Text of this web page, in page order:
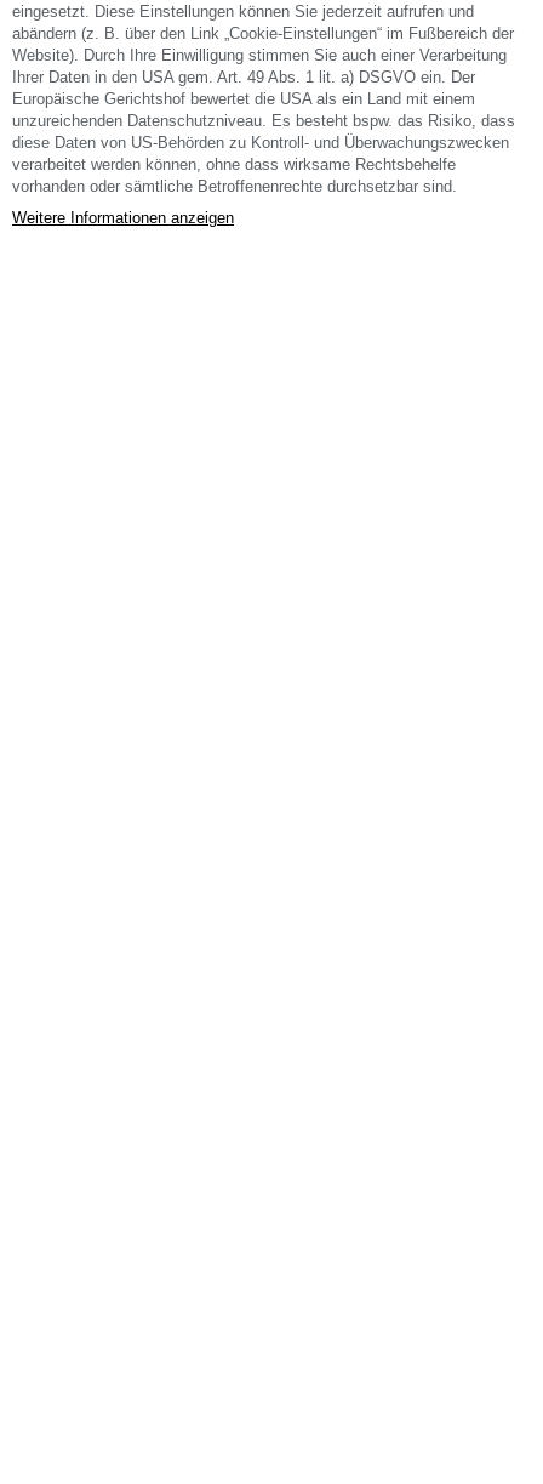
eingesetzt. Diese Einstellungen können Sie jederzeit aufrufen und
abändern (z. B. über den Link „Cookie-Einstellungen“ im Fußbereich der
Website). Durch Ihre Einwilligung stimmen Sie auch einer Verarbeitung
Ihrer Daten in den USA gem. Art. 49 Abs. 1 lit. a) DSGVO ein. Der
Europäische Gerichtshof bewertet die USA als ein Land mit einem
unzureichenden Datenschutzniveau. Es besteht bspw. das Risiko, dass
diese Daten von US-Behörden zu Kontroll- und Überwachungszwecken
verarbeitet werden können, ohne dass wirksame Rechtsbehelfe
vorhanden oder sämtliche Betroffenenrechte durchsetzbar sind.
Weitere Informationen anzeigen